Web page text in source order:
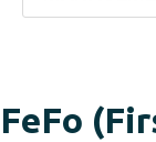
FeFo